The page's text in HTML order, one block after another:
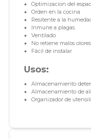
Optimizacion del
Orden en la cocina
Resitente a la
Inmune a plagas
Ventilado
No retiene malos olores
Fácil de instalar
Usos:
Almacenamiento
Almacenamiento de
Organizador de